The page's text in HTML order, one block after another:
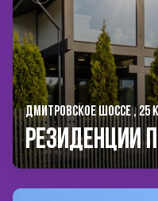
ДМИТРОВСКОЕ ШОССЕ , 25
РЕЗИДЕНЦИИ